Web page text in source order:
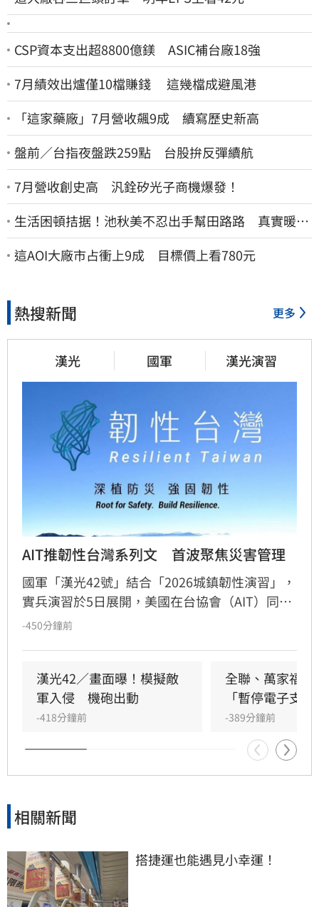
CSP資本支出超8800億鎂 ASIC補台廠18強
7月績效出爐僅10檔賺錢 這幾檔成避風港
「這家藥廠」7月營收飆9成 續寫歷史新高
盤前／台指夜盤跌259點 台股拚反彈續航
7月營收創史高 汎銓矽光子商機爆發！
生活困頓拮据！池秋美不忍出手幫田路路 真實暖舉
曝光
這AOI大廠市占衝上9成 目標價上看780元
熱搜新聞 更多
漢光 國軍 漢光演習
AIT推韌性台灣系列文　首波聚焦災害管理
國軍「漢光42號」結合「2026城鎮韌性演習」，
實兵演習於5日展開，美國在台協會（AIT）同步
推出「韌性台灣」系列貼文，首波特別分享由美
彙整台灣災害管理體系，展現美方對台灣提升防
災整備與社會韌性的堅定支持，更是台美印太區
域合作的具體實踐成果。
-450分鐘前
漢光42／畫面曝！模擬敵
軍入侵　機砲出動
-418分鐘前
全聯、萬家福
「暫停電子支
-389分鐘前
相關新聞
搭捷運也能遇見小幸運！